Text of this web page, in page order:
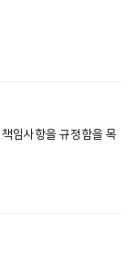
임사항을 규정함을 목